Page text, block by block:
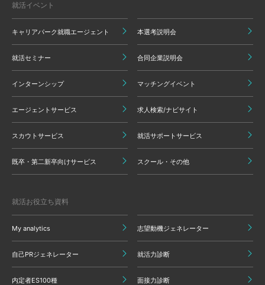
就活イベント
キャリアパーク就職エージェント 本選考説明会
就活セミナー 合同企業説明会
インターンシップ マッチングイベント
エージェントサービス 求人検索/ナビサイト
スカウトサービス 就活サポートサービス
既卒・第二新卒向けサービス スクール・その他
就活お役立ち資料
My analytics 志望動機ジェネレーター
自己PRジェネレーター 就活力診断
内定者ES100種 面接力診断